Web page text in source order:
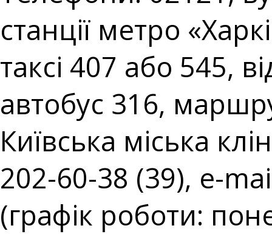
станції метро
таксі 407 або 545,
автобус 316,
Київська міська
202-60-38 (39), e-
(графік роботи: